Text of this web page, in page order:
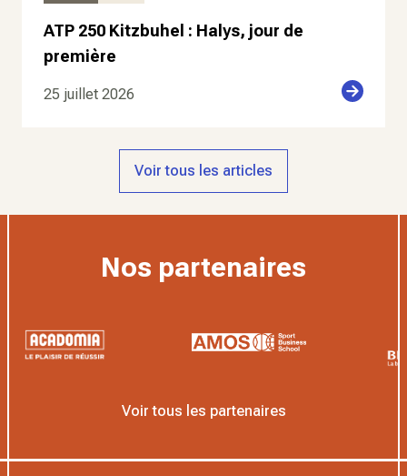
ATP 250 Kitzbuhel : Halys, jour de
première
25 juillet 2026
Voir tous les articles
Nos partenaires
Voir tous les partenaires